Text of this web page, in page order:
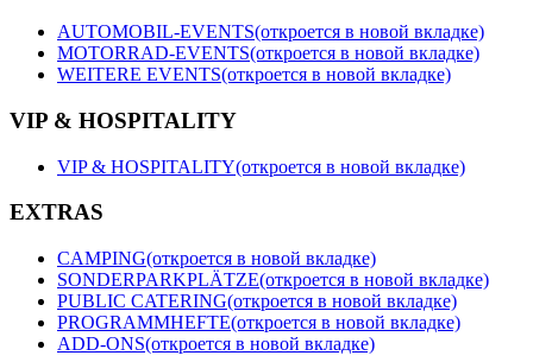
AUTOMOBIL-EVENTS(откроется в новой вкладке)
MOTORRAD-EVENTS(откроется в новой вкладке)
WEITERE EVENTS(откроется в новой вкладке)
VIP & HOSPITALITY
VIP & HOSPITALITY(откроется в новой вкладке)
EXTRAS
CAMPING(откроется в новой вкладке)
SONDERPARKPLÄTZE(откроется в новой вкладке)
PUBLIC CATERING(откроется в новой вкладке)
PROGRAMMHEFTE(откроется в новой вкладке)
ADD-ONS(откроется в новой вкладке)